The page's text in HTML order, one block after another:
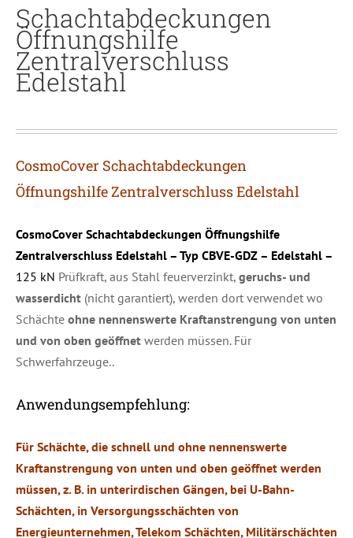
Schachtabdeckungen
Öffnungshilfe
Zentralverschluss
Edelstahl
CosmoCover Schachtabdeckungen
Öffnungshilfe Zentralverschluss Edelstahl
CosmoCover Schachtabdeckungen Öffnungshilfe
Zentralverschluss Edelstahl – Typ CBVE-GDZ – Edelstahl –
125 kN Prüfkraft, aus Stahl feuerverzinkt, geruchs- und
wasserdicht (nicht garantiert), werden dort verwendet wo
Schächte ohne nennenswerte Kraftanstrengung von unten
und von oben geöffnet werden müssen. Für
Schwerfahrzeuge..
Anwendungsempfehlung:
Für Schächte, die schnell und ohne nennenswerte
Kraftanstrengung von unten und oben geöffnet werden
müssen, z. B. in unterirdischen Gängen, bei U-Bahn-
Schächten, in Versorgungsschächten von
Energieunternehmen, Telekom Schächten, Militärschächten